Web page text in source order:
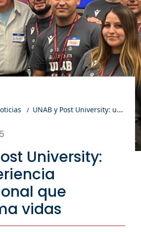
UNAB y Post University: una experiencia internacional que transforma vidas
University:
que
vidas